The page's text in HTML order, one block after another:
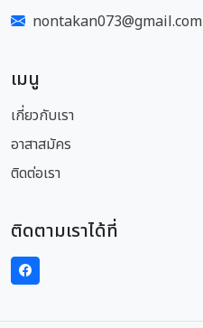
nontakan073@gmail.com
เมนู
เกี่ยวกับเรา
อาสาสมัคร
ติดต่อเรา
ติดตามเราได้ที่